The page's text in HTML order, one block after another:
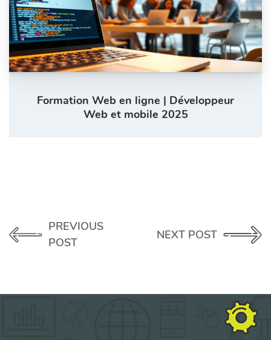
Formation Web en ligne | Développeur
Web et mobile 2025
PREVIOUS
POST
NEXT POST